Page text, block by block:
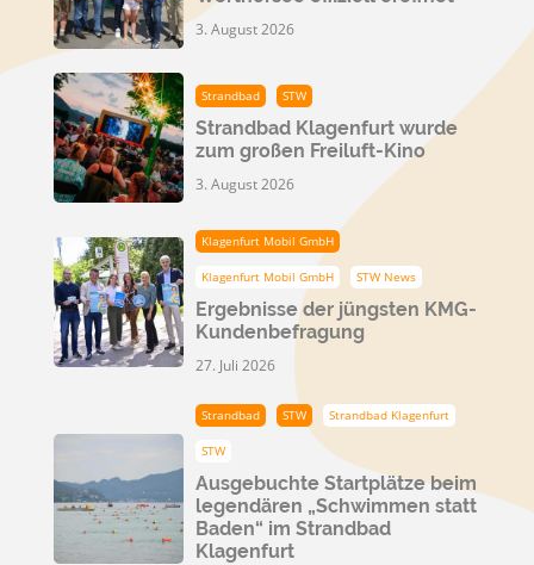
3. August 2026
Strandbad STW
Strandbad Klagenfurt wurde
zum großen Freiluft-Kino
3. August 2026
Klagenfurt Mobil GmbH
Klagenfurt Mobil GmbH STW News
Ergebnisse der jüngsten KMG-
Kundenbefragung
27. Juli 2026
Strandbad STW Strandbad Klagenfurt
STW
Ausgebuchte Startplätze beim
legendären „Schwimmen statt
Baden“ im Strandbad
Klagenfurt